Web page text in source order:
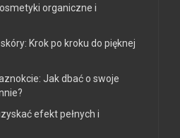
organiczne i
Krok po kroku do pięknej
Jak dbać o swoje
efekt pełnych i